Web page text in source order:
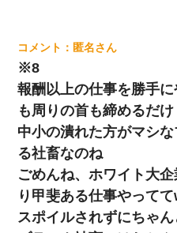
匿名
※8
報酬以上の仕事を勝手
も周りの首も締めるだけ
中小の潰れた方がマシ
る社畜なのね
ごめんね、ホワイト大
り甲斐ある仕事やって
スポイルされずにちゃ